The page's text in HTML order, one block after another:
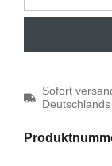
Sofort
Deutschlands